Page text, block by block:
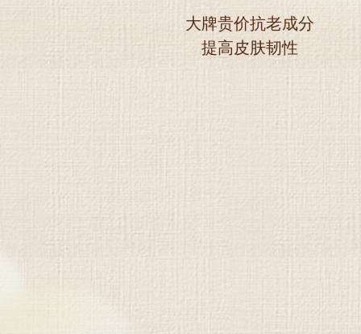
大牌贵价抗老成分
提高皮肤韧性